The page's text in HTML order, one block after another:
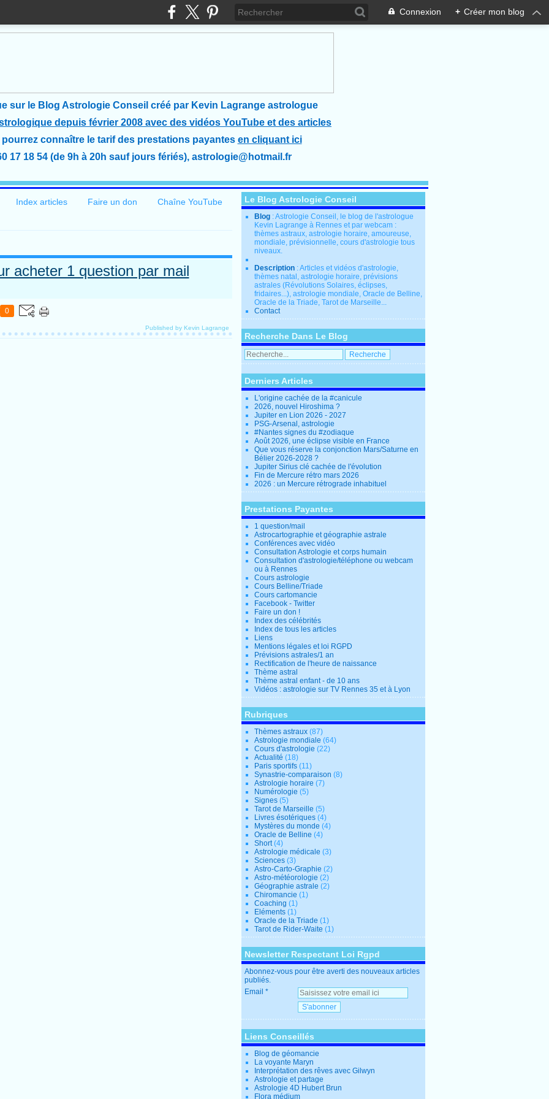
Connexion + Créer mon blog
sur le Blog Astrologie Conseil créé par Kevin Lagrange astrologue
depuis février 2008 avec des vidéos YouTube et des articles
pourrez connaître le tarif des prestations payantes en cliquant ici
17 18 54 (de 9h à 20h sauf jours fériés), astrologie@hotmail.fr
Index articles Faire un don Chaîne YouTube
acheter 1 question par mail
0
Published by Kevin Lagrange
Le Blog Astrologie Conseil
Blog : Astrologie Conseil, le blog de l'astrologue
Kevin Lagrange à Rennes et par webcam :
thèmes astraux, astrologie horaire, amoureuse,
mondiale, prévisionnelle, cours d'astrologie tous
niveaux.
Description : Articles et vidéos d'astrologie,
thèmes natal, astrologie horaire, prévisions
astrales (Révolutions Solaires, éclipses,
fridaires...), astrologie mondiale, Oracle de Belline,
Oracle de la Triade, Tarot de Marseille...
Contact
Recherche Dans Le Blog
Derniers Articles
L'origine cachée de la #canicule
2026, nouvel Hiroshima ?
Jupiter en Lion 2026 - 2027
PSG-Arsenal, astrologie
#Nantes signes du #zodiaque
Août 2026, une éclipse visible en France
Que vous réserve la conjonction Mars/Saturne en
Bélier 2026-2028 ?
Jupiter Sirius clé cachée de l'évolution
Fin de Mercure rétro mars 2026
2026 : un Mercure rétrograde inhabituel
Prestations Payantes
1 question/mail
Astrocartographie et géographie astrale
Conférences avec vidéo
Consultation Astrologie et corps humain
Consultation d'astrologie/téléphone ou webcam
ou à Rennes
Cours astrologie
Cours Belline/Triade
Cours cartomancie
Facebook - Twitter
Faire un don !
Index des célébrités
Index de tous les articles
Liens
Mentions légales et loi RGPD
Prévisions astrales/1 an
Rectification de l'heure de naissance
Thème astral
Thème astral enfant - de 10 ans
Vidéos : astrologie sur TV Rennes 35 et à Lyon
Rubriques
Thèmes astraux (87)
Astrologie mondiale (64)
Cours d'astrologie (22)
Actualité (18)
Paris sportifs (11)
Synastrie-comparaison (8)
Astrologie horaire (7)
Numérologie (5)
Signes (5)
Tarot de Marseille (5)
Livres ésotériques (4)
Mystères du monde (4)
Oracle de Belline (4)
Short(4)
Astrologie médicale (3)
Sciences (3)
Astro-Carto-Graphie (2)
Astro-météorologie (2)
Géographie astrale (2)
Chiromancie (1)
Coaching (1)
Eléments (1)
Oracle de la Triade (1)
Tarot de Rider-Waite (1)
Newsletter Respectant Loi Rgpd
Abonnez-vous pour être averti des nouveaux articles
publiés.
Email
Liens Conseillés
Blog de géomancie
La voyante Maryn
Interprétation des rêves avec Gilwyn
Astrologie et partage
Astrologie 4D Hubert Brun
Flora médium